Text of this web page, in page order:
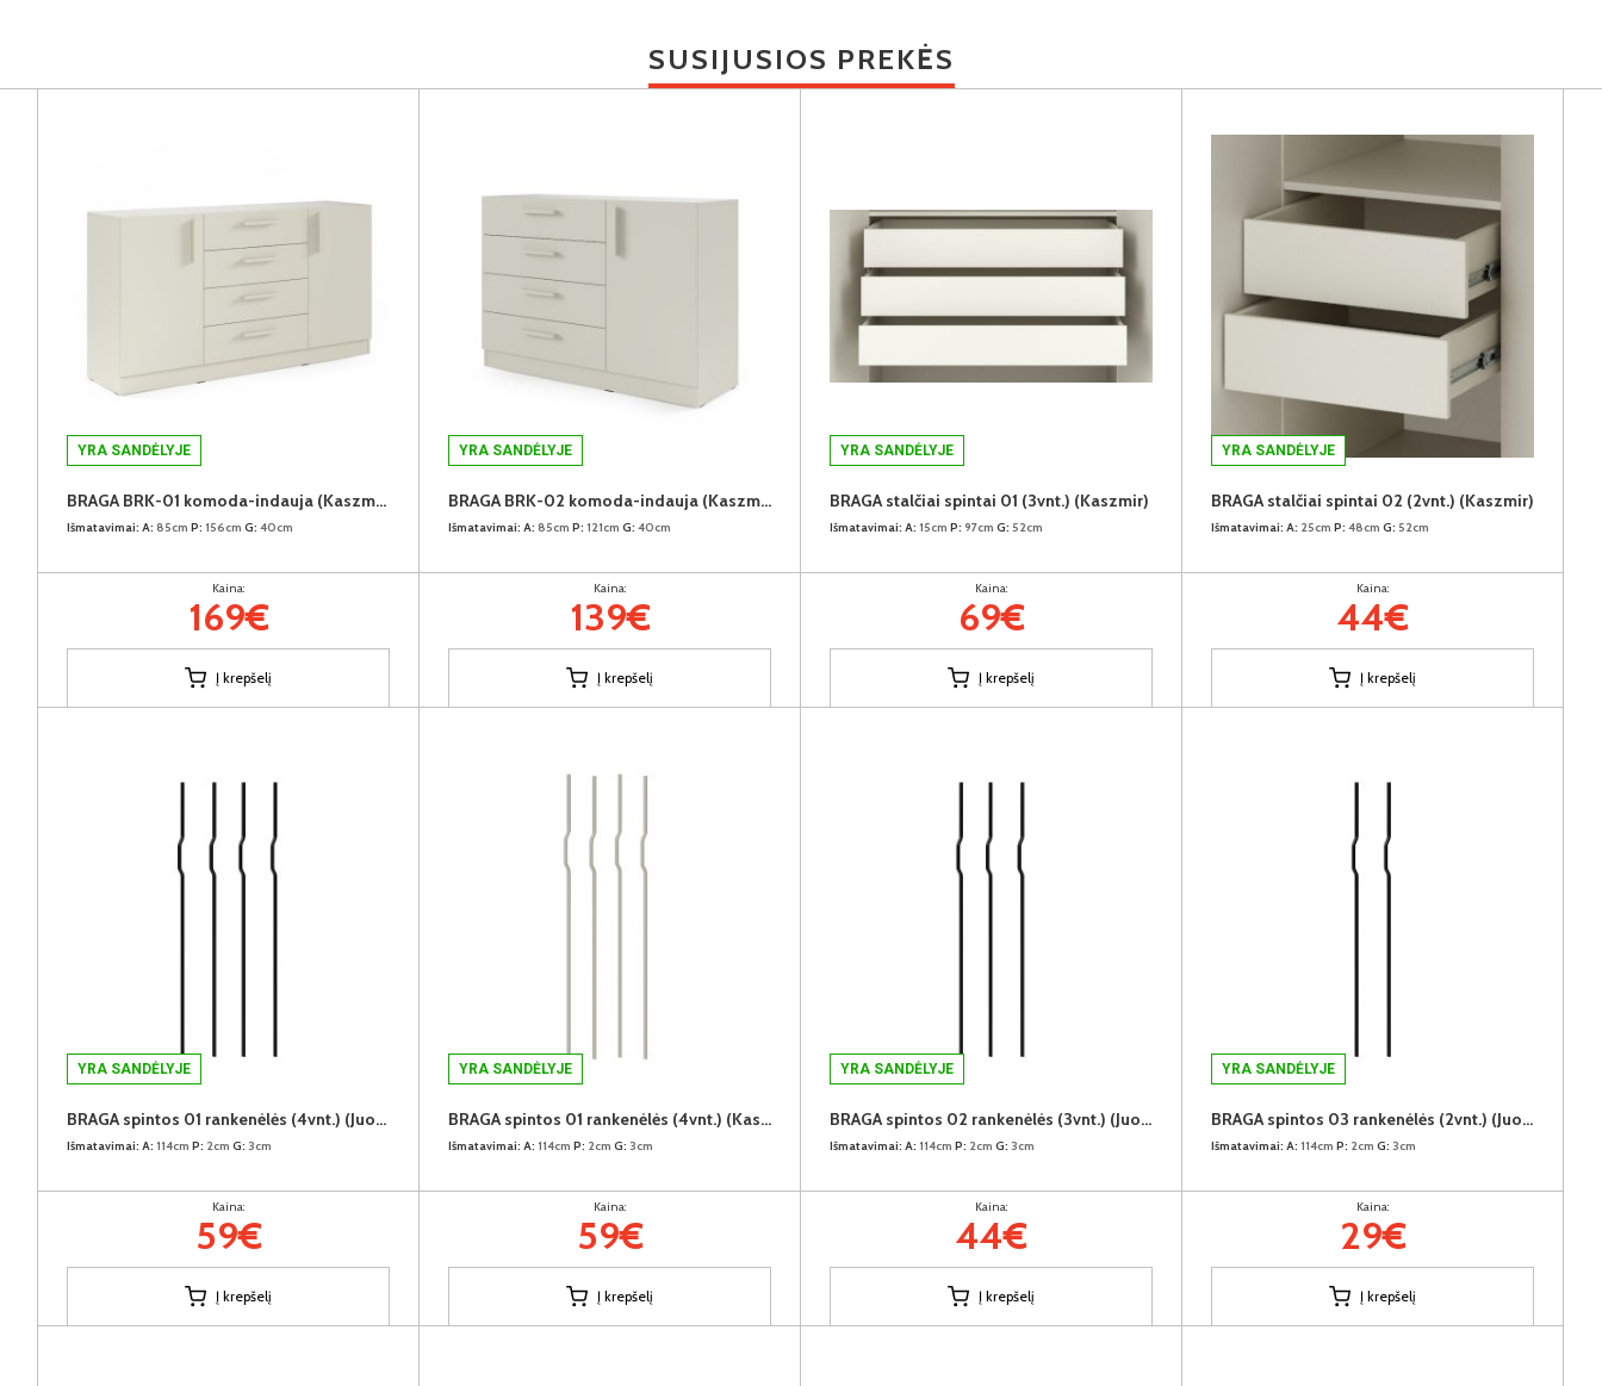
SUSIJUSIOS PREKĖS
YRA SANDĖLYJE
BRAGA BRK-01 komoda-indauja (Kaszmir)
Išmatavimai: A: 85cm P: 156cm G: 40cm
Kaina:
169€
Į krepšelį
YRA SANDĖLYJE
BRAGA BRK-02 komoda-indauja (Kaszmir)
Išmatavimai: A: 85cm P: 121cm G: 40cm
Kaina:
139€
Į krepšelį
YRA SANDĖLYJE
BRAGA stalčiai spintai 01 (3vnt.) (Kaszmir)
Išmatavimai: A: 15cm P: 97cm G: 52cm
Kaina:
69€
Į krepšelį
YRA SANDĖLYJE
BRAGA stalčiai spintai 02 (2vnt.) (Kaszmir)
Išmatavimai: A: 25cm P: 48cm G: 52cm
Kaina:
44€
Į krepšelį
YRA SANDĖLYJE
BRAGA spintos 01 rankenėlės (4vnt.) (Juodos)
Išmatavimai: A: 114cm P: 2cm G: 3cm
Kaina:
59€
Į krepšelį
YRA SANDĖLYJE
BRAGA spintos 01 rankenėlės (4vnt.) (Kaszmir)
Išmatavimai: A: 114cm P: 2cm G: 3cm
Kaina:
59€
Į krepšelį
YRA SANDĖLYJE
BRAGA spintos 02 rankenėlės (3vnt.) (Juodos)
Išmatavimai: A: 114cm P: 2cm G: 3cm
Kaina:
44€
Į krepšelį
YRA SANDĖLYJE
BRAGA spintos 03 rankenėlės (2vnt.) (Juodos)
Išmatavimai: A: 114cm P: 2cm G: 3cm
Kaina:
29€
Į krepšelį